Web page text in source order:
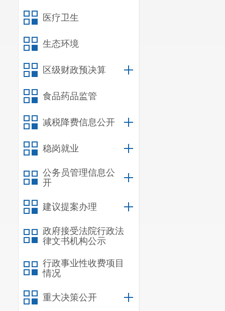
医疗卫生
生态环境
区级财政预决算
食品药品监管
减税降费信息公开
稳岗就业
公务员管理信息公
开
建议提案办理
政府接受法院行政法
律文书机构公示
行政事业性收费项目
情况
重大决策公开